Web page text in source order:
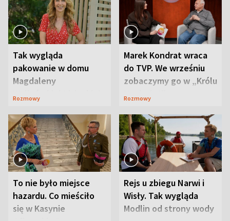
Tak wygląda
pakowanie w domu
Magdaleny
Waligórskiej-Lisieckiej.
Rozmowy
Marek Kondrat wraca
do TVP. We wrześniu
zobaczymy go w „Królu
Maciusiu I”
Rozmowy
To nie było miejsce
hazardu. Co mieściło
się w Kasynie
Rejs u zbiegu Narwi i
Wisły. Tak wygląda
Modlin od strony wody